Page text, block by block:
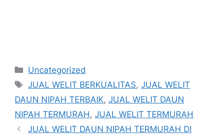
Kategori
Uncategorized
Tag
JUAL WELIT BERKUALITAS,JUAL WELIT
DAUN NIPAH TERBAIK, JUAL WELIT DAUN
NIPAH TERMURAH, JUAL WELIT TERMURAH
JUAL WELIT DAUN NIPAH TERMURAH DI